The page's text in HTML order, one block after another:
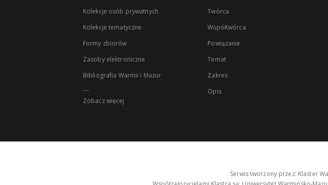
Kolekcje osób prywatnych
Kolekcje tematyczne
Formy zbiorów
Zasoby elektroniczne
Bibliografia Warmii i Mazur
...
Zobacz więcej
Twórca
Współtwórca
Powiązanie
Temat
Zakres
Opis
Serwis tworzony przez: Klaster